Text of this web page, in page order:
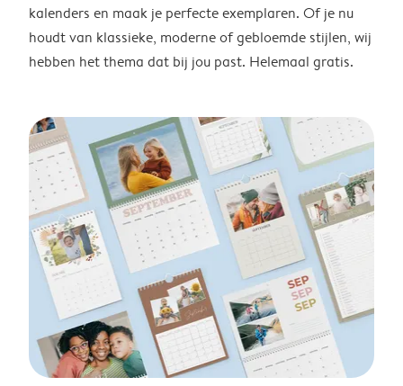
kalenders en maak je perfecte exemplaren. Of je nu
houdt van klassieke, moderne of gebloemde stijlen, wij
hebben het thema dat bij jou past. Helemaal gratis.